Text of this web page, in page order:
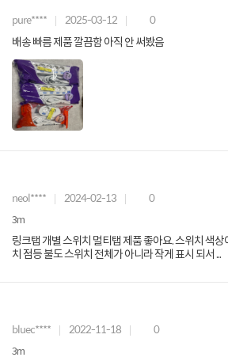
pure**** 2025-03-12 0
배송 빠름 제품 깔끔함 아직 안 써봤음
neol**** 2024-02-13 0
3m
링크탭 개별 스위치 멀티탭 제품 좋아요. 스위치 색상이
치 점등 불도 스위치 전체가 아니라 작게 표시 되서 ...
bluec**** 2022-11-18 0
3m